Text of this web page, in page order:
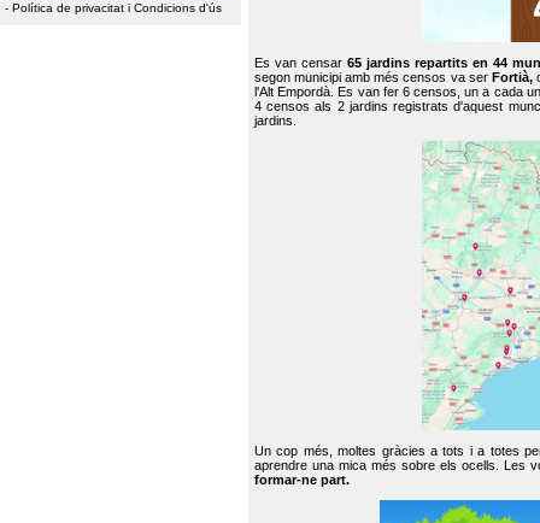
- Política de privacitat i Condicions d'ús
Es van censar65 jardins repartits en 44
segon municipi amb més censos va ser Fortià,
l'Alt Empordà. Es van fer 6 censos, un a cada
4 censos als 2 jardins registrats d'aquest
jardins.
Un cop més, moltes gràcies a tots i a totes
aprendre una mica més sobre els ocells. Les
formar-ne part.